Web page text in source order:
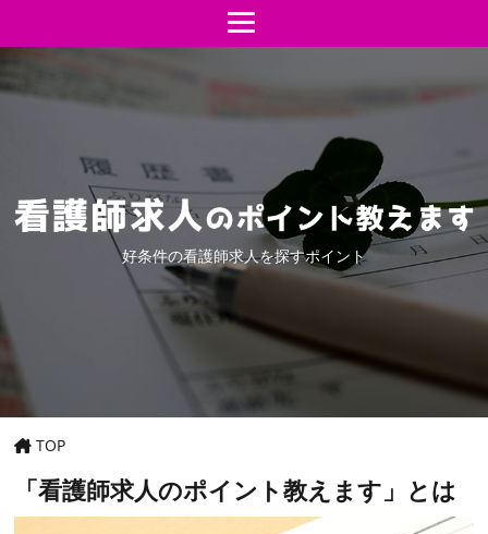
好条件の看護師求人を探すポイント
TOP
「看護師求人のポイント教えます」とは